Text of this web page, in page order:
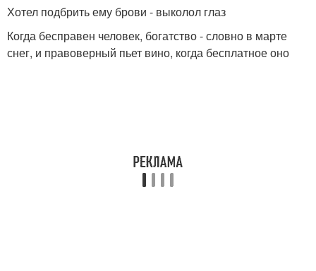
Хотел подбрить ему брови - выколол глаз
Когда бесправен человек, богатство - словно в марте
снег, и правоверный пьет вино, когда бесплатное оно